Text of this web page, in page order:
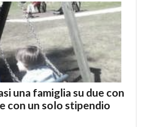
una famiglia su due con
con un solo stipendio